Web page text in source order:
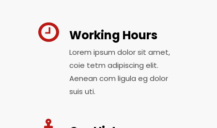
Working Hours
Lorem ipsum dolor sit amet,
coie tetm adipiscing elit.
Aenean com ligula eg dolor
suis uti.